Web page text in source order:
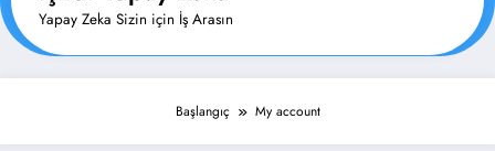
Yapay Zeka Sizin için İş Arasın
Başlangıç My account